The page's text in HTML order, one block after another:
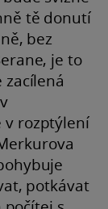
tě donutí
bez
je to
v rozptýlení
potkávat